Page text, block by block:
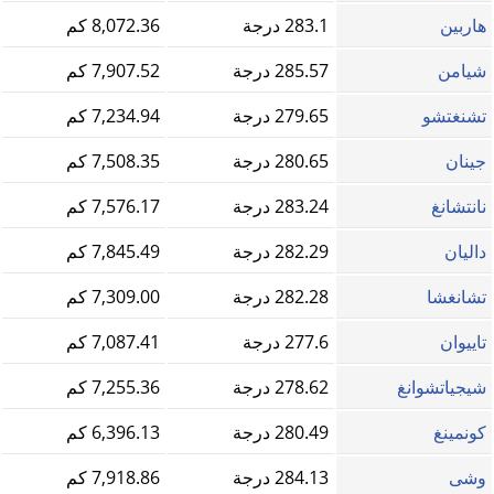
هاربين
283.1 درجة
8,072.36 كم
شيامن
285.57 درجة
7,907.52 كم
تشنغتشو
279.65 درجة
7,234.94 كم
جينان
280.65 درجة
7,508.35 كم
نانتشانغ
283.24 درجة
7,576.17 كم
داليان
282.29 درجة
7,845.49 كم
تشانغشا
282.28 درجة
7,309.00 كم
تاييوان
277.6 درجة
7,087.41 كم
شيجياتشوانغ
278.62 درجة
7,255.36 كم
كونمينغ
280.49 درجة
6,396.13 كم
وشى
284.13 درجة
7,918.86 كم